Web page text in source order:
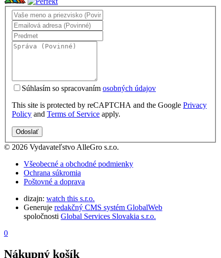
Súhlasím so spracovaním osobných údajov
This site is protected by reCAPTCHA and the Google Privacy
Policy and Terms of Service apply.
Odoslať
© 2026 Vydavateľstvo AlleGro s.r.o.
Všeobecné a obchodné podmienky
Ochrana súkromia
Poštovné a doprava
dizajn: watch this s.r.o.
Generuje redakčný CMS systém GlobalWeb
spoločnosti Global Services Slovakia s.r.o.
0
Nákupný košík